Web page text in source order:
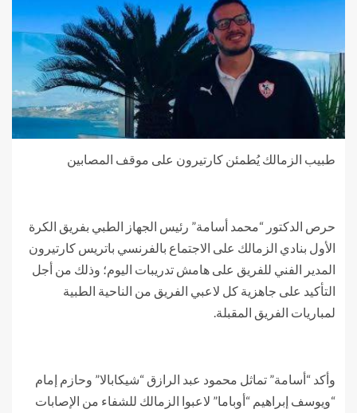
طبيب الزمالك يُطمئن كارتيرون على موقف المصابين
حرص الدكتور “محمد أسامة” رئيس الجهاز الطبي بفريق الكرة
الأول بنادي الزمالك على الاجتماع بالفرنسي باتريس كارتيرون
المدير الفني للفريق على هامش تدريبات اليوم؛ وذلك من أجل
التأكيد على جاهزية كل لاعبي الفريق من الناحية الطبية
لمباريات الفريق المقبلة.
وأكد “أسامة” تماثل محمود عبد الرازق “شيكابالا” وحازم إمام
“ويوسف إبراهيم “أوباما” لاعبوا الزمالك للشفاء من الإصابات